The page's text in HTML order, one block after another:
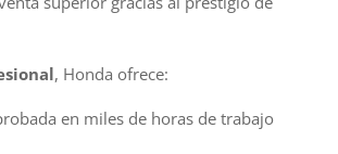
, Honda ofrece:
en miles de horas de trabajo